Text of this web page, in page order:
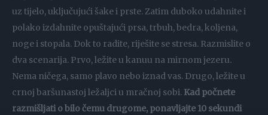
uz tijelo, uključujući šake i prste. Zatim duboko udahnite i
polako izdahnite opuštajući prsa, trbuh, bedra, koljena,
noge i stopala. Dok to radite, riješite se stresa. Razmislite o
dva scenarija. Prvo, ležite u kanuu na mirnom jezeru.
Nema ničega, samo plavo nebo iznad vas. Drugo, ležite u
crnoj baršunastoj ležaljci u mračnoj sobi. Kad počnete
razmišljati o bilo čemu drugome, ponavljajte 10 sekundi